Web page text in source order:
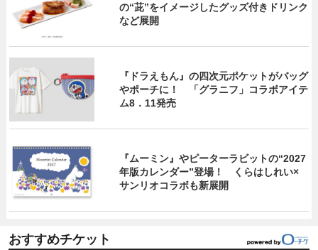
の“茈”をイメージしたグッズ付きドリンク
など展開
『ドラえもん』の四次元ポケットがバッグ
やポーチに！ 「グラニフ」コラボアイテ
ム8．11発売
『ムーミン』やピーターラビットの“2027
年版カレンダー”登場！ くらはしれい×
サンリオコラボも新展開
おすすめチケット